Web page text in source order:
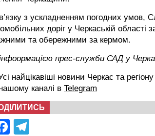
з ускладненням погодних умов,
доріг у Черкаській області
та обережними за кермом.
прес-служби САД у
найцікавіші новини Черкас та
каналі в Telegram
Facebook